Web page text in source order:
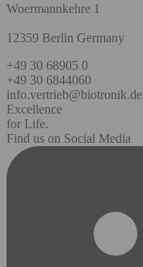
Woermannkehre 1
12359 Berlin Germany
+49 30 68905 0
+49 30 6844060
info.vertrieb@biotronik.de
Excellence
for Life.
Find us on Social Media